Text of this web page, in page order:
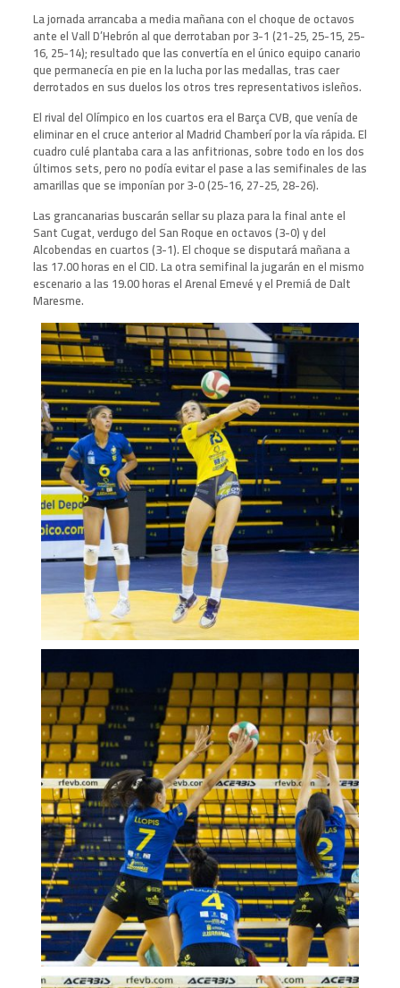
La jornada arrancaba a media mañana con el choque de octavos
ante el Vall D’Hebrón al que derrotaban por 3-1 (21-25, 25-15, 25-
16, 25-14); resultado que las convertía en el único equipo canario
que permanecía en pie en la lucha por las medallas, tras caer
derrotados en sus duelos los otros tres representativos isleños.
El rival del Olímpico en los cuartos era el Barça CVB, que venía de
eliminar en el cruce anterior al Madrid Chamberí por la vía rápida. El
cuadro culé plantaba cara a las anfitrionas, sobre todo en los dos
últimos sets, pero no podía evitar el pase a las semifinales de las
amarillas que se imponían por 3-0 (25-16, 27-25, 28-26).
Las grancanarias buscarán sellar su plaza para la final ante el
Sant Cugat, verdugo del San Roque en octavos (3-0) y del
Alcobendas en cuartos (3-1). El choque se disputará mañana a
las 17.00 horas en el CID. La otra semifinal la jugarán en el mismo
escenario a las 19.00 horas el Arenal Emevé y el Premiá de Dalt
Maresme.